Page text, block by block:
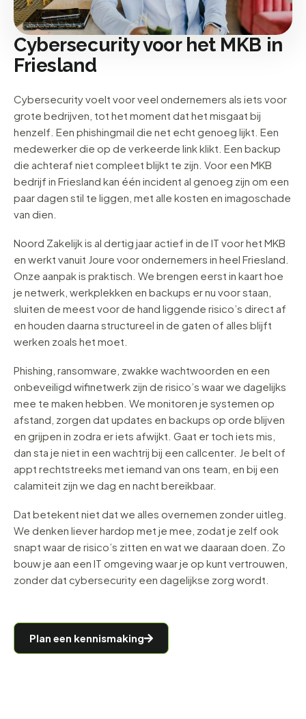
Cybersecurity voor het MKB in
Friesland
Cybersecurity voelt voor veel ondernemers als iets voor
grote bedrijven, tot het moment dat het misgaat bij
henzelf. Een phishingmail die net echt genoeg lijkt. Een
medewerker die op de verkeerde link klikt. Een backup
die achteraf niet compleet blijkt te zijn. Voor een MKB
bedrijf in Friesland kan één incident al genoeg zijn om een
paar dagen stil te liggen, met alle kosten en imagoschade
van dien.
Noord Zakelijk is al dertig jaar actief in de IT voor het MKB
en werkt vanuit Joure voor ondernemers in heel Friesland.
Onze aanpak is praktisch. We brengen eerst in kaart hoe
je netwerk, werkplekken en backups er nu voor staan,
sluiten de meest voor de hand liggende risico’s direct af
en houden daarna structureel in de gaten of alles blijft
werken zoals het moet.
Phishing, ransomware, zwakke wachtwoorden en een
onbeveiligd wifinetwerk zijn de risico’s waar we dagelijks
mee te maken hebben. We monitoren je systemen op
afstand, zorgen dat updates en backups op orde blijven
en grijpen in zodra er iets afwijkt. Gaat er toch iets mis,
dan sta je niet in een wachtrij bij een callcenter. Je belt of
appt rechtstreeks met iemand van ons team, en bij een
calamiteit zijn we dag en nacht bereikbaar.
Dat betekent niet dat we alles overnemen zonder uitleg.
We denken liever hardop met je mee, zodat je zelf ook
snapt waar de risico’s zitten en wat we daaraan doen. Zo
bouw je aan een IT omgeving waar je op kunt vertrouwen,
zonder dat cybersecurity een dagelijkse zorg wordt.
Plan een kennismaking